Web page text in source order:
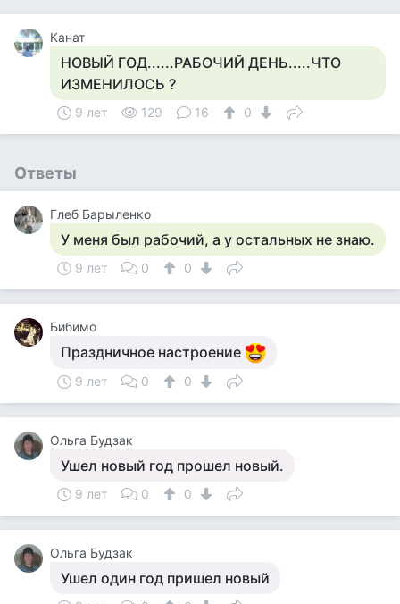
Канат
НОВЫЙ ГОД......РАБОЧИЙ ДЕНЬ.....ЧТО
ИЗМЕНИЛОСЬ ?
9 лет 129 16 0
Ответы
Глеб Барыленко
У меня был рабочий, а у остальных не знаю.
9 лет 0 0
Бибимо
Праздничное настроение
9 лет 0 0
Ольга Будзак
Ушел новый год прошел новый.
9 лет 0 0
Ольга Будзак
Ушел один год пришел новый